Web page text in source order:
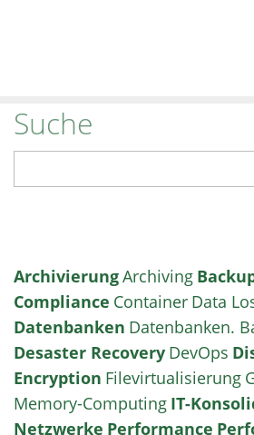
Suche
ArchivierungArchiving
Compliance Container Data
Datenbanken Datenbanken.
Desaster Recovery DevOps
Encryption Filevirtualisierung
Memory-Computing IT-
Netzwerke Performance